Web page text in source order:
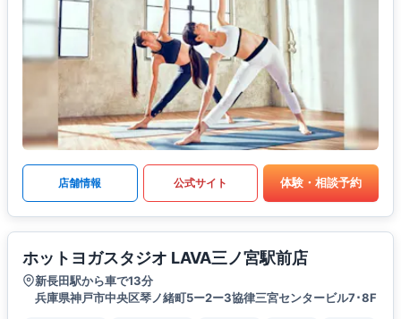
店舗情報 公式サイト 体験・相談予約
ホットヨガスタジオ LAVA三ノ宮駅前店
新長田駅から車で13分
兵庫県神戸市中央区琴ノ緒町5ー2ー3協律三宮センタービル7･8F